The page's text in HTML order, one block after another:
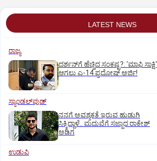
LATEST NEWS
ರಾಜ್ಯ
ದರ್ಶನ್‌ಗೆ ಹೆಚ್ಚಿದ ಸಂಕಷ್ಟ?: 'ಮಾಫಿ ಸಾಕ್ಷಿ'
ಆಗಲು ಎ-14 ಪ್ರದೋಷ್ ಅರ್ಜಿ!
ಸ್ಯಾಂಡಲ್‌ವುಡ್‌
ನನಗೆ ಅವಶ್ಯಕತೆ ಇರುವ ಹುಡುಗಿ
ಸಿಕ್ಕಿದ್ದಾಳೆ.. ಮದುವೆಗೆ ಸಜ್ಜಾದ ರಾಕೇಶ್
ಅಡಿಗ
ಉಡುಪಿ